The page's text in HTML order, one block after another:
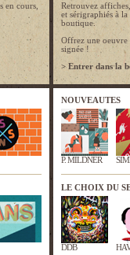
en cours,
Retrouvez
et sérigraphiés à
boutique.
Offrez une oeuvre
signée !
> Entrer dans la
NOUVEAUTES
P. MILDNER
LE CHOIX DU
DDB